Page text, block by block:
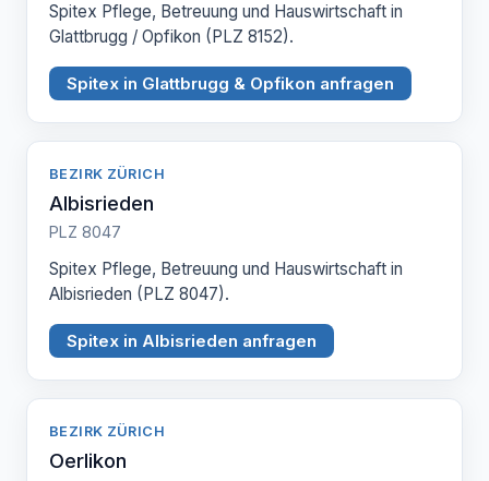
Spitex Pflege, Betreuung und Hauswirtschaft in
Glattbrugg / Opfikon (PLZ 8152).
Spitex in Glattbrugg & Opfikon anfragen
BEZIRK ZÜRICH
Albisrieden
PLZ 8047
Spitex Pflege, Betreuung und Hauswirtschaft in
Albisrieden (PLZ 8047).
Spitex in Albisrieden anfragen
BEZIRK ZÜRICH
Oerlikon